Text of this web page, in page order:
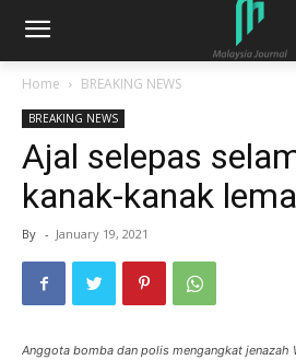
Home BREAKING NEWS
BREAKING NEWS
Ajal selepas
kanak-kanak
By - January 19, 2021
Anggota bomba dan polis mengangkat jenazah